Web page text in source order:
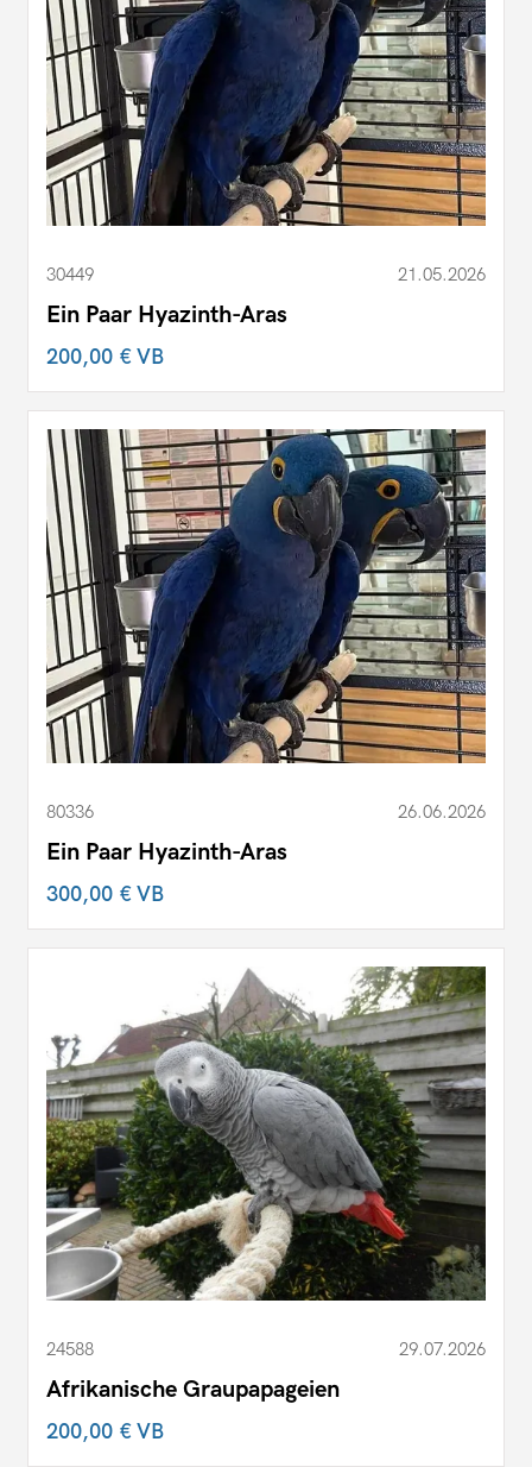
30449 21.05.2026
Ein Paar Hyazinth-Aras
200,00 €VB
80336 26.06.2026
Ein Paar Hyazinth-Aras
300,00 €VB
24588 29.07.2026
Afrikanische Graupapageien
200,00 €VB